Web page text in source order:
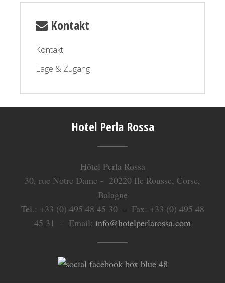
Kontakt
Kontakt
Lage & Zugang
Hotel Perla Rossa
Hôtel Perla Rossa
30, rue Notre Dame - 20220 Ile Rousse, Corse,
Balagne
Tel.: +33 (0) 495 48 45 30 - Fax: +33 (0) 495 48
45 31 - Email: info@hotelperlarossa.com